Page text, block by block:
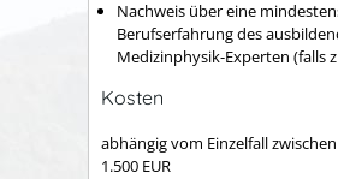
Nachweis über eine
Berufserfahrung des
Medizinphysik-Experten (falls
Kosten
abhängig vom Einzelfall zwischen
1.500 EUR